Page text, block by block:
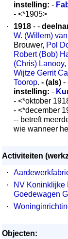
instelling: -
- <*1905>
·
1918 - -
W. (Willem)
Brouwer, Pol
Robert (Bob)
(Chris) Lanooy,
Wijtze Gerrit
Toorop. - (als) -
instelling: -
- <*oktober
- <*december
-- betreft
wie wanneer
Activiteiten
·
·
NV Koninklijke
Goedewagen
·
Objecten: